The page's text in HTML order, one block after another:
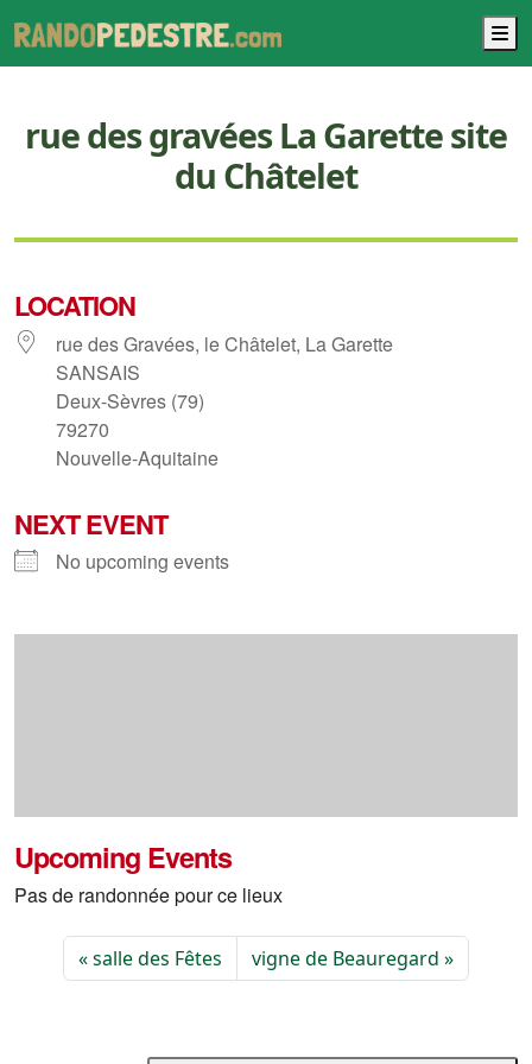
rue des gravées La Garette site
du Châtelet
LOCATION
rue des Gravées, le Châtelet, La Garette
SANSAIS
Deux-Sèvres (79)
79270
Nouvelle-Aquitaine
NEXT EVENT
No upcoming events
Upcoming Events
Pas de randonnée pour ce lieux
salle des Fêtes vigne de Beauregard